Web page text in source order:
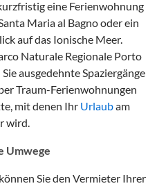
eine Ferienwohnung
Maria al Bagno oder ein
auf das Ionische Meer.
Naturale Regionale Porto
ausgedehnte Spaziergänge
Traum-Ferienwohnungen
mit denen Ihr Urlaubam
wird.
Umwege
Sie den Vermieter Ihrer